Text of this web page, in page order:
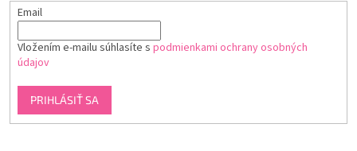
Email
Vložením e-mailu súhlasíte s podmienkami ochrany osobných
údajov
PRIHLÁSIŤ SA